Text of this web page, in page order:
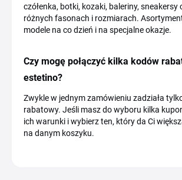
czółenka, botki, kozaki, baleriny, sneakersy
różnych fasonach i rozmiarach.
modele na co dzień i na specjalne okazje.
Czy mogę połączyć kilka kodów
estetino?
Zwykle w jednym zamówieniu zadziała
rabatowy. Jeśli masz do wyboru kilka
ich warunki i wybierz ten, który da Ci
na danym koszyku.